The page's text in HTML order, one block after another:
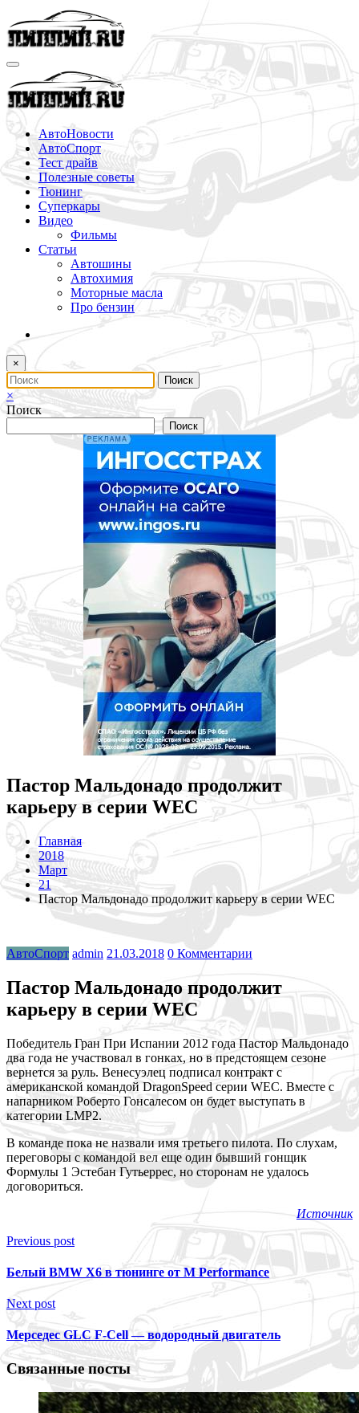
Перейти
к
содержимому
АвтоНовости
АвтоСпорт
Тест драйв
Полезные советы
Тюнинг
Суперкары
Видео
Фильмы
Статьи
Автошины
Автохимия
Моторные масла
Про бензин
×
×
Поиск
Поиск
Пастор Мальдонадо продолжит
карьеру в серии WEC
Главная
2018
Март
21
Пастор Мальдонадо продолжит карьеру в серии WEC
АвтоСпорт admin 21.03.2018 0 Комментарии
Пастор Мальдонадо продолжит
карьеру в серии WEC
Победитель Гран При Испании 2012 года Пастор Мальдонадо
два года не участвовал в гонках, но в предстоящем сезоне
вернется за руль. Венесуэлец подписал контракт с
американской командой DragonSpeed серии WEC. Вместе с
напарником Роберто Гонсалесом он будет выступать в
категории LMP2.
В команде пока не назвали имя третьего пилота. По слухам,
переговоры с командой вел еще один бывший гонщик
Формулы 1 Эстебан Гутьеррес, но сторонам не удалось
договориться.
Источник
Previous post
Белый BMW X6 в тюнинге от M Performance
Next post
Мерседес GLC F-Cell — водородный двигатель
Связанные посты